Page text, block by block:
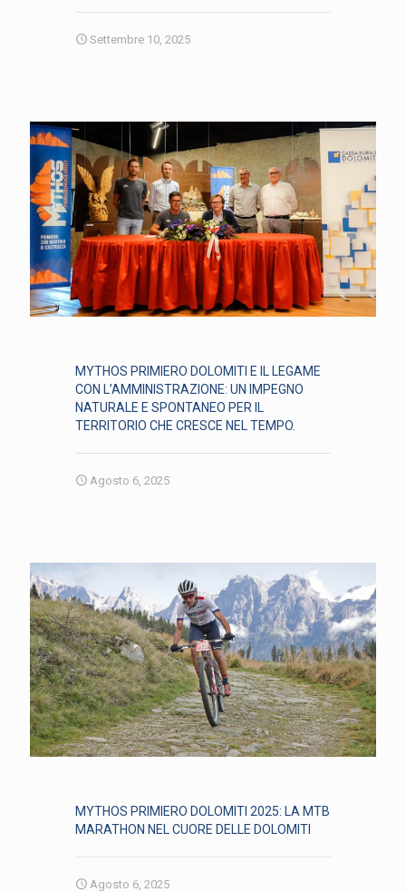
Settembre 10, 2025
MYTHOS PRIMIERO DOLOMITI E IL LEGAME
CON L’AMMINISTRAZIONE: UN IMPEGNO
NATURALE E SPONTANEO PER IL
TERRITORIO CHE CRESCE NEL TEMPO.
Agosto 6, 2025
MYTHOS PRIMIERO DOLOMITI 2025: LA MTB
MARATHON NEL CUORE DELLE DOLOMITI
Agosto 6, 2025